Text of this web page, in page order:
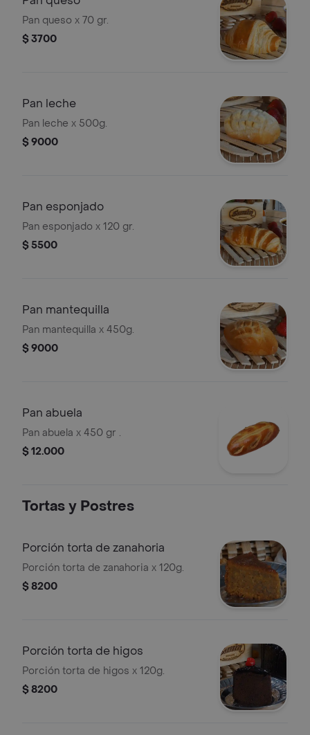
Pan queso x 70 gr.
$ 3700
Pan leche
Pan leche x 500g.
$ 9000
Pan esponjado
Pan esponjado x 120 gr.
$ 5500
Pan mantequilla
Pan mantequilla x 450g.
$ 9000
Pan abuela
Pan abuela x 450 gr .
$ 12.000
Tortas y Postres
Porción torta de zanahoria
Porción torta de zanahoria x 120g.
$ 8200
Porción torta de higos
Porción torta de higos x 120g.
$ 8200